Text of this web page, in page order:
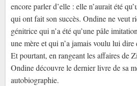
encore parler d’elle : elle n’aurait été
qui ont fait son succès. Ondine ne veut
génitrice qui n’a été qu’une pâle
une mère et qui n’a jamais voulu lui dire
Et pourtant, en rangeant les affaires de
Ondine découvre le dernier livre de sa
autobiographie.